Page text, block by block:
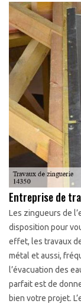
Entreprise de
Les zingueurs de
disposition pour
effet, les travaux
métal et aussi,
l’évacuation des
parfait est de
bien votre projet.